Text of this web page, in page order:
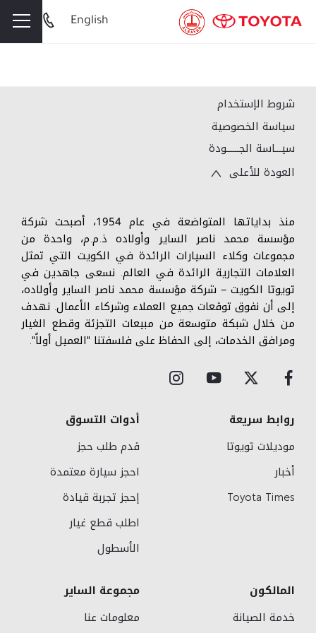
English
شروط الإستخدام
سياسة الخصوصية
سيـــاسة الجــــــودة
العودة للأعلى
منذ بداياتها المتواضعة في عام 1954، أصبحت شركة
مؤسسة محمد ناصر الساير وأولاده ذ.م.م، واحدة من
مجموعات وكلاء السيارات الرائدة في الكويت التي تمثل
العلامات التجارية الرائدة في العالم. نسعى جاهدين في
تويوتا الكويت – شركة مؤسسة محمد ناصر الساير وأولاده،
إلى أن نفوق توقعات جميع العملاء وشركاء الأعمال. نهدف
من خلال شبكة متوسعة من مبيعات التجزئة وقطع الغيار
ومرافق الخدمات، إلى الحفاظ على فلسفتنا "العميل أولاً".
روابط سريعة
موديلات تويوتا
أخبار
Toyota Times
أدوات التسوق
قدم طلب حجز
احجز سيارة معتمدة
إحجز تجربة قيادة
اطلب قطع غيار
الأسطول
المالكون
خدمة الصيانة
مجموعة الساير
معلومات عنا